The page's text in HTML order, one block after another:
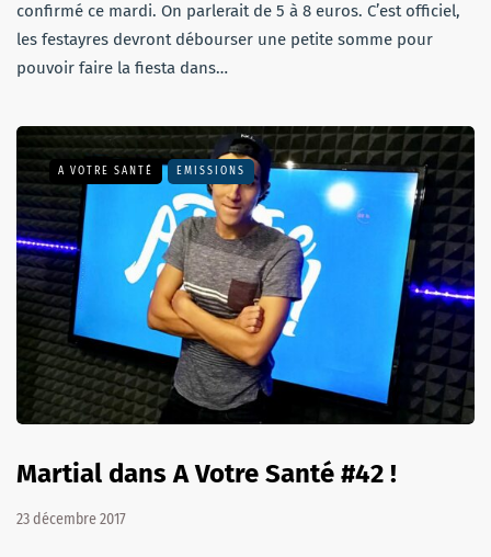
confirmé ce mardi. On parlerait de 5 à 8 euros. C’est officiel,
les festayres devront débourser une petite somme pour
pouvoir faire la fiesta dans…
A VOTRE SANTÉ EMISSIONS
Martial dans A Votre Santé #42 !
23 décembre 2017